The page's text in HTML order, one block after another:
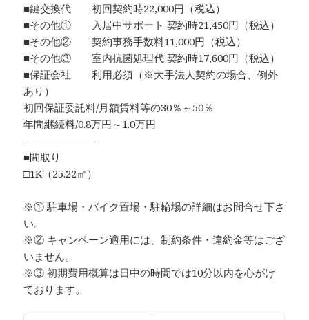
■鍵交換代 初回契約時22,000円（税込）
■その他① 入居中サポート 契約時21,450円（税込）
■その他② 契約事務手数料11,000円（税込）
■その他③ 室内抗菌処理代 契約時17,600円（税込）
■保証会社 利用必須（※大手法人契約の場合、例外
あり）
初回保証委託料/月額賃料等の30％～50％
年間継続料/0.8万円～1.0万円
―――――――
■間取り
□1K（25.22㎡）
※① 駐車場・バイク置場・駐輪場の詳細はお問合せ下さ
い。
※② キャンペーン適用には、制約条件・違約金等はござ
いません。
※③ 初期費用概算は日中の時間では10分以内を心がけ
ております。